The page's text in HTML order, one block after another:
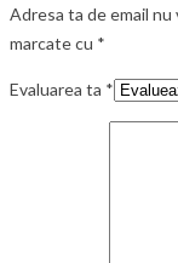
Adresa ta de email nu
marcate cu *
Evaluarea ta *